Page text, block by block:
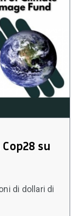
su
di dollari di